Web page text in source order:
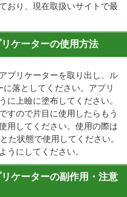
おり、現在取扱いサイトで最
ケーターの使用方法
プリケーターを取り出し、ル
落としてください。アプリ
に上瞼に塗布してください。
すので片目に使用したらもう
用してください。使用の際は
た状態で使用してください。
うにしてください。
ケーターの副作用・注意